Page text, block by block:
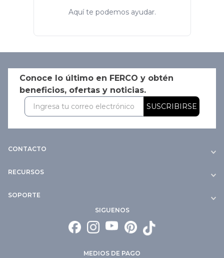
Aquí te podemos ayudar.
Conoce lo último en FERCO y obtén
beneficios, ofertas y noticias.
SUSCRIBIRSE
CONTACTO
RECURSOS
SOPORTE
SIGUENOS
MEDIOS DE PAGO